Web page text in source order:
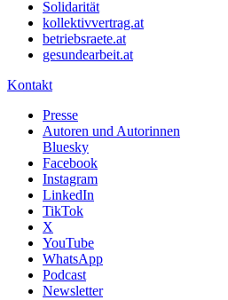
Solidarität
kollektivvertrag.at
betriebsraete.at
gesundearbeit.at
Kontakt
Presse
Autoren und Autorinnen
Bluesky
Facebook
Instagram
LinkedIn
TikTok
X
YouTube
WhatsApp
Podcast
Newsletter